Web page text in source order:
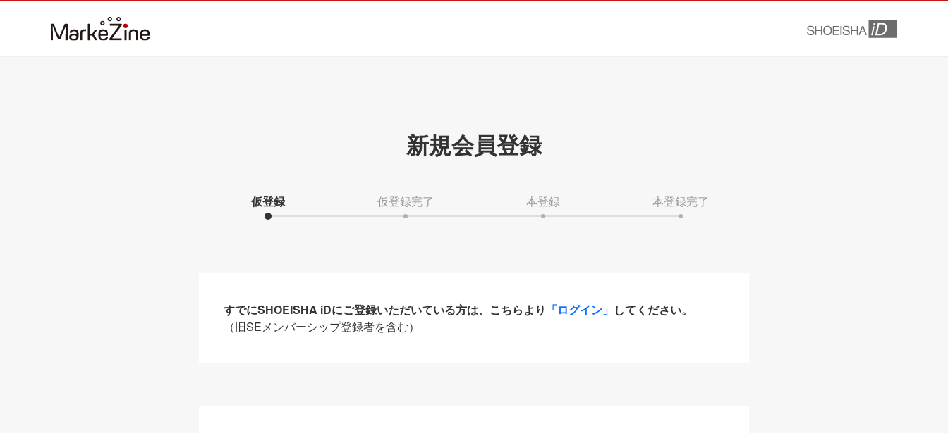
新規会員登録
仮登録 仮登録完了 本登録 本登録完了
すでにSHOEISHA iDにご登録いただいている方は、こちらより 「ログイン」 してください。
（旧SEメンバーシップ登録者を含む）